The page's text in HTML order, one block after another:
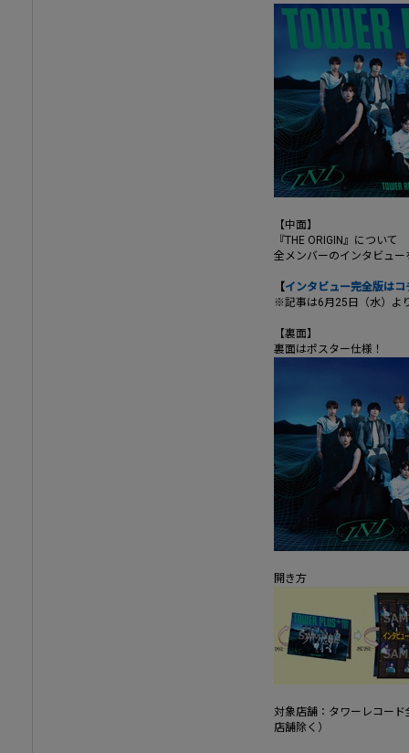
【中面】
『THE ORIGIN』について
全メンバーのインタビュ
【インタビュー完全版は
※記事は6月25日（水）よ
【裏面】
裏面はポスター仕様！
開き方
対象店舗：タワーレコー
店舗除く）